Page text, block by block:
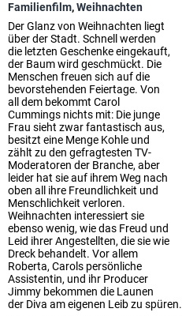
Familienfilm,Weihnachten
Der Glanz von Weihnachten liegt
über der Stadt. Schnell werden
die letzten Geschenke eingekauft,
der Baum wird geschmückt. Die
Menschen freuen sich auf die
bevorstehenden Feiertage. Von
all dem bekommt Carol
Cummings nichts mit: Die junge
Frau sieht zwar fantastisch aus,
besitzt eine Menge Kohle und
zählt zu den gefragtesten TV-
Moderatoren der Branche, aber
leider hat sie auf ihrem Weg nach
oben all ihre Freundlichkeit und
Menschlichkeit verloren.
Weihnachten interessiert sie
ebenso wenig, wie das Freud und
Leid ihrer Angestellten, die sie wie
Dreck behandelt. Vor allem
Roberta, Carols persönliche
Assistentin, und ihr Producer
Jimmy bekommen die Launen
der Diva am eigenen Leib zu spüren.